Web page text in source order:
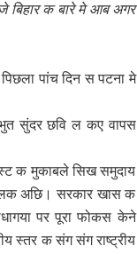
बिहार क बारे मे आब अगर
पांच दिन स पटना मे
सुंदर छवि ल कए वापस
क मुकाबले सिख समुदाय
अछि। सरकार खास क
पर पूरा फोकस केने
स्तर क संग संग राष्ट्रीय